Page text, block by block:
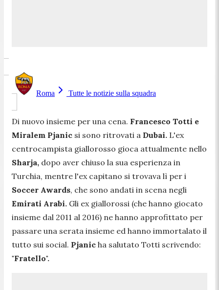
Roma Tutte le notizie sulla squadra
Di nuovo insieme per una cena. Francesco Totti e
Miralem Pjanic si sono ritrovati a Dubai. L'ex
centrocampista giallorosso gioca attualmente nello
Sharja, dopo aver chiuso la sua esperienza in
Turchia, mentre l'ex capitano si trovava lì per i
Soccer Awards, che sono andati in scena negli
Emirati Arabi. Gli ex giallorossi (che hanno giocato
insieme dal 2011 al 2016) ne hanno approfittato per
passare una serata insieme ed hanno immortalato il
tutto sui social. Pjanic ha salutato Totti scrivendo:
"Fratello".